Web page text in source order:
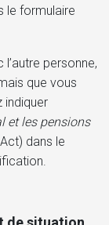
le formulaire
personne,
que vous
indiquer
et les pensions
dans le